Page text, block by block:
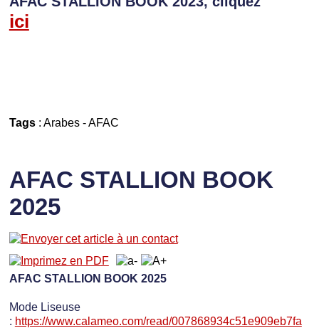
ici
Tags: Arabes-AFAC
AFAC STALLION BOOK
2025
AFAC STALLION BOOK 2025
Mode Liseuse
: https://www.calameo.com/read/007868934c51e909eb7fa